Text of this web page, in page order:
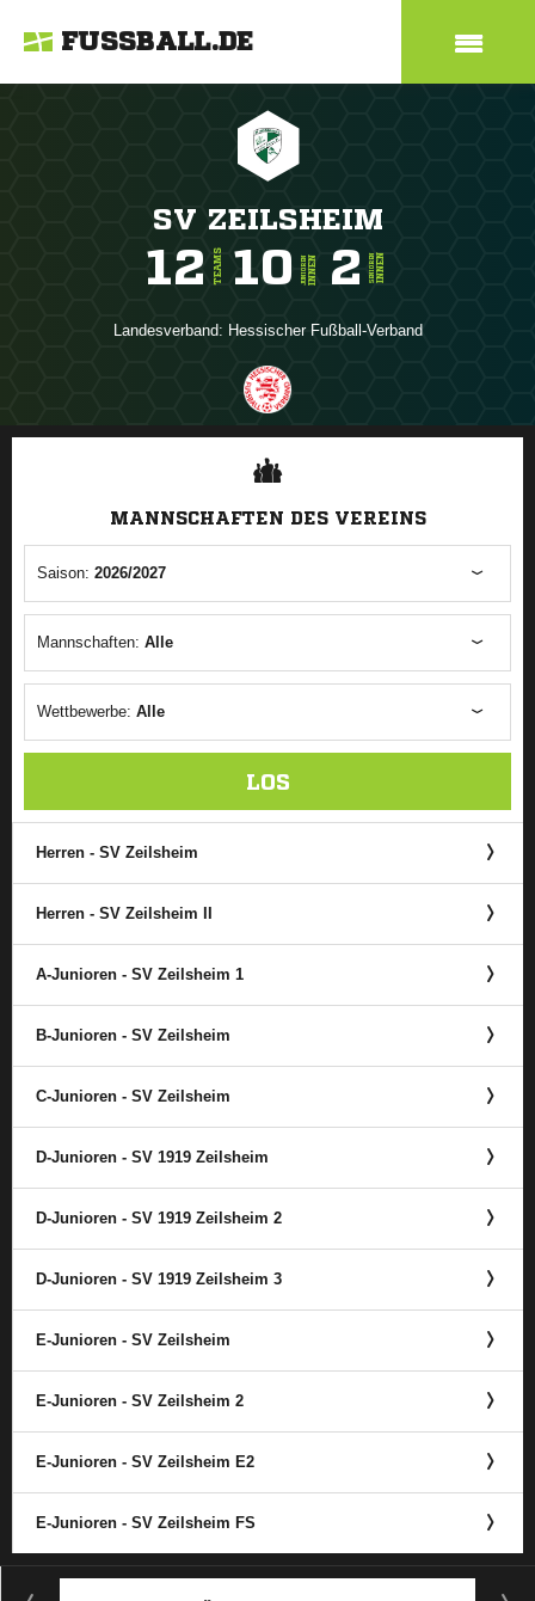
FUSSBALL.DE
SV ZEILSHEIM
12 TEAMS 10 JUNIORENINNEN 2 SENIORENINNEN
Landesverband: Hessischer Fußball-Verband
ANZEIGE
MANNSCHAFTEN DES VEREINS
Saison: 2026/2027
Mannschaften: Alle
Wettbewerbe: Alle
LOS
Herren - SV Zeilsheim
Herren - SV Zeilsheim II
A-Junioren - SV Zeilsheim 1
B-Junioren - SV Zeilsheim
C-Junioren - SV Zeilsheim
D-Junioren - SV 1919 Zeilsheim
D-Junioren - SV 1919 Zeilsheim 2
D-Junioren - SV 1919 Zeilsheim 3
E-Junioren - SV Zeilsheim
E-Junioren - SV Zeilsheim 2
E-Junioren - SV Zeilsheim E2
E-Junioren - SV Zeilsheim FS
ANZEIGE